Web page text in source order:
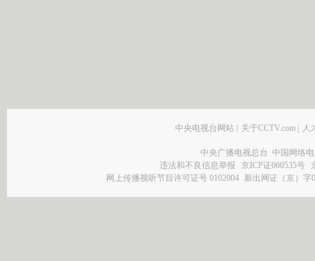
中央电视台网站 关于CCTV.com 人
中央广播电视总台 中国网络
违法和不良信息举报
京ICP证060535号
网上传播视听节目许可证号 0102004 新出网证（京）